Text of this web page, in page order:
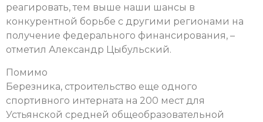
реагировать, тем выше наши шансы в
конкурентной борьбе с другими регионами на
получение федерального финансирования, –
отметил Александр Цыбульский.
Помимо
Березника, строительство еще одного
спортивного интерната на 200 мест для
Устьянской средней общеобразовательной